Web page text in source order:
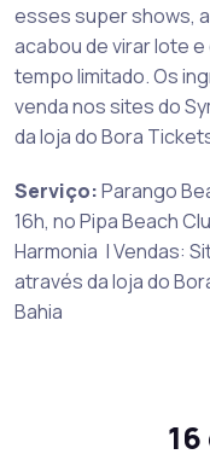
esses super shows,
acabou de virar lote
tempo limitado. Os
venda nos sites do
da loja do Bora
Serviço:Parango
16h, no Pipa Beach
Harmonia | Vendas:
através da loja do
Bahia